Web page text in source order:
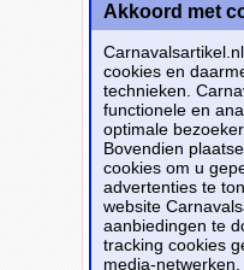
Koop
nu bij e-
3.15!
Dit carnavalsartikel
haarband Rosalie
Carnavalskleding.nl
Bestellen
Hoofddeksels
Akkoord met
cookies en
technieken.
functionele en
optimale
Bovendien
cookies om u
advertenties te
website
aanbiedingen te
tracking cookies
media-